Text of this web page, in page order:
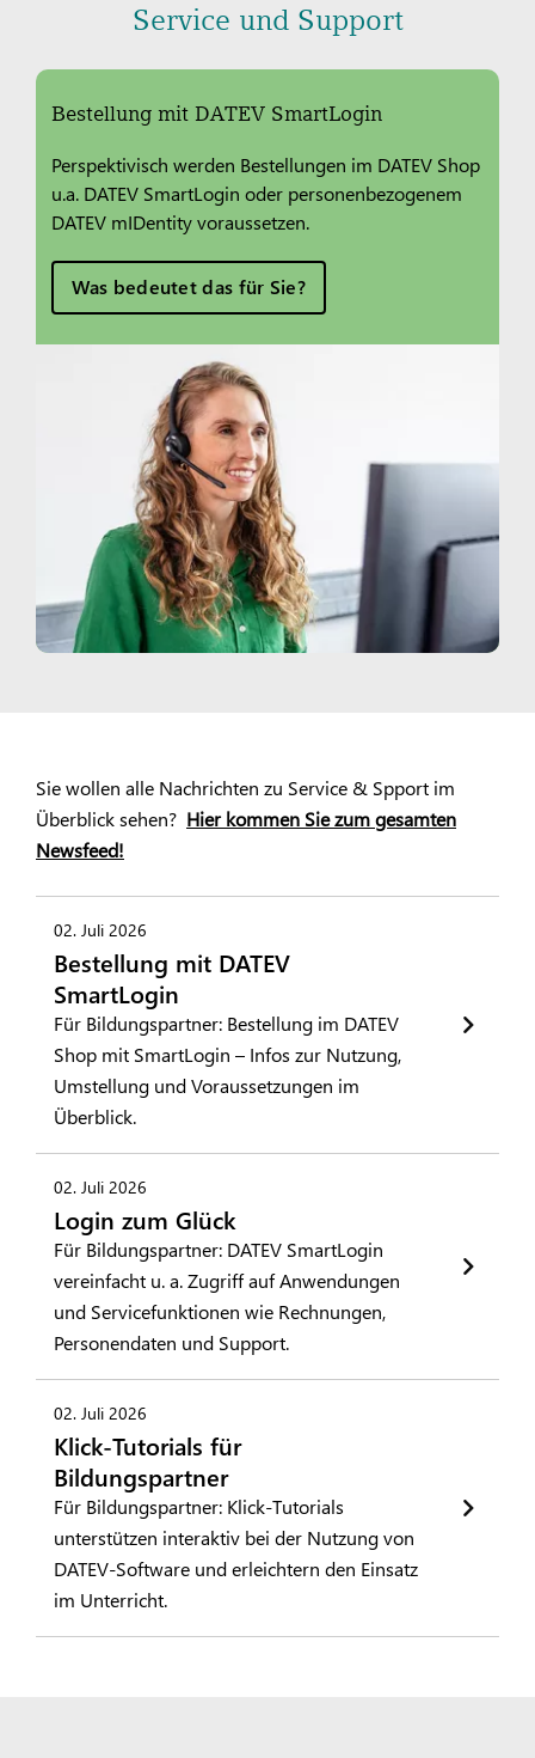
Service und Support
Bestellung mit DATEV SmartLogin
Perspektivisch werden Bestellungen im DATEV Shop
u.a. DATEV SmartLogin oder personenbezogenem
DATEV mIDentity voraussetzen.
Was bedeutet das für Sie?
Sie wollen alle Nachrichten zu Service & Spport im
Überblick sehen? Hier kommen Sie zum gesamten
Newsfeed!
02. Juli 2026
Bestellung mit DATEV
SmartLogin
Für Bildungspartner: Bestellung im DATEV
Shop mit SmartLogin – Infos zur Nutzung,
Umstellung und Voraussetzungen im
Überblick.
02. Juli 2026
Login zum Glück
Für Bildungspartner: DATEV SmartLogin
vereinfacht u. a. Zugriff auf Anwendungen
und Servicefunktionen wie Rechnungen,
Personendaten und Support.
02. Juli 2026
Klick-Tutorials für
Bildungspartner
Für Bildungspartner: Klick-Tutorials
unterstützen interaktiv bei der Nutzung von
DATEV-Software und erleichtern den Einsatz
im Unterricht.